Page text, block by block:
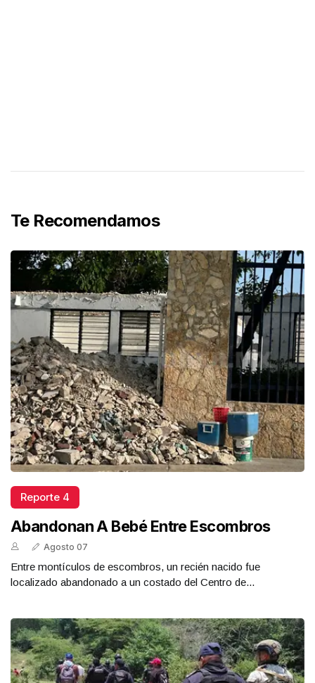
Te Recomendamos
Reporte 4
Abandonan A Bebé Entre Escombros
Agosto 07
Entre montículos de escombros, un recién nacido fue
localizado abandonado a un costado del Centro de...